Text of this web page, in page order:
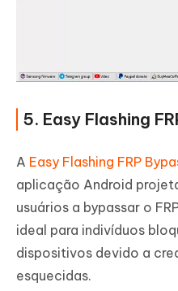
5. Easy Flashing
A Easy Flashing FRP
aplicação Android
usuários a bypassar o
ideal para indivíduos
dispositivos devido a
esquecidas.